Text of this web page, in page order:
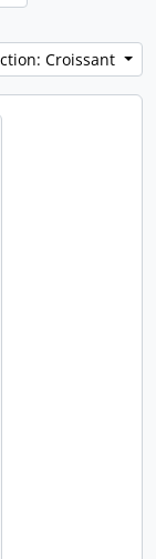
Croissant